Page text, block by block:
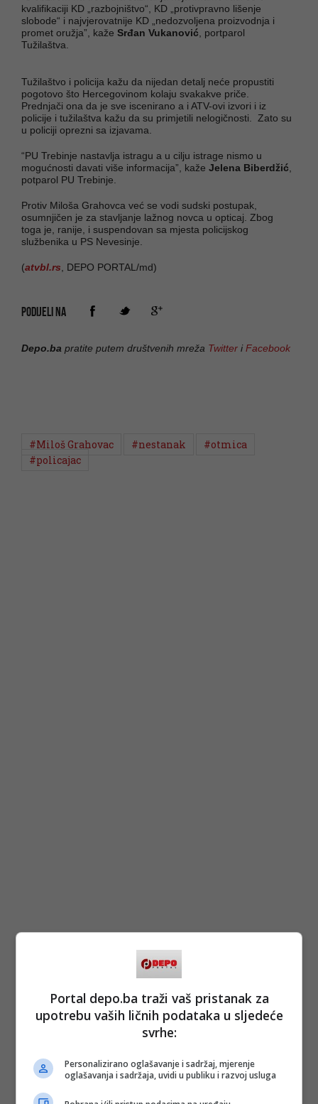
kvalifikaciji KD „razbojništvo“, KD „protivpravno lišenje
slobode“ i najvjerovatnije KD „nedozvoljena proizvodnja i
promet oružja”, kaže Srđan Vukanović , portparol
Tužilaštva.
Tužilaštvo i policija kažu da nijedan detalj neće propustiti
pogotovo što Hercegovinom kolaju svakakve priče.
Prednjači ona da je sve iscenirano a i ATV-ovi izvori i iz
policije i tužilaštva kažu da su primjetili nelogičnosti. Zato su
u policiji oprezni sa izjavama.
“PU Trebinje nastavlja istragu a u cilju istrage nismo u
mogućnosti davati više informacija”, kaže Jelena Biberdžić
potparol PU Trebinje.
Protiv Miloša Grahovca već se vodi sudski postupak,
osumnjičen je za stavljanje lažnog novca u opticaj. Zbog
toga je, ranije, i suspendovan sa mjesta policijskog
službenika u PS Nevesinje.
(atvbl.rs , DEPO PORTAL/md)
PODIJELI NA
Depo.ba pratite putem društvenih mreža Twitter iFacebook
#Miloš Grahovac #nestanak
#otmica
#policajac
Portal depo.ba traži vaš pristanak za
upotrebu vaših ličnih podataka u sljedeće
svrhe:
Personalizirano oglašavanje i sadržaj, mjerenje
oglašavanja i sadržaja, uvidi u publiku i razvoj usluga